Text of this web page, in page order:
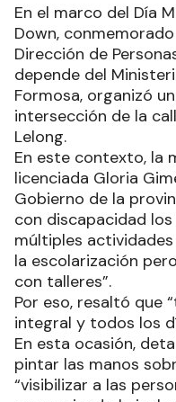
En el marco del Día
Down,
Dirección de
depende del
Formosa, organizó
intersección de la
Lelong.
En este contexto, la
licenciada Gloria
Gobierno de la
con discapacidad
múltiples
la escolarización
con talleres”.
Por eso, resaltó que
integral y todos los
En esta ocasión,
pintar las manos
“visibilizar a las